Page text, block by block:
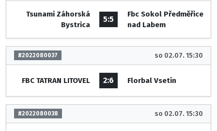
Tsunami Záhorská
Bystrica
5:5
Fbc Sokol Předměřice
nad Labem
#2022080037 so 02.07. 15:30
FBC TATRAN LITOVEL 2:6 Florbal Vsetín
#2022080038 so 02.07. 15:30